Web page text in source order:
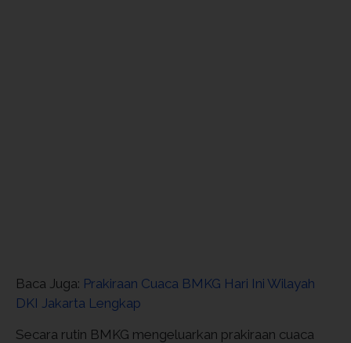
Baca Juga: Prakiraan Cuaca BMKG Hari Ini Wilayah
DKI Jakarta Lengkap
Secara rutin BMKG mengeluarkan prakiraan cuaca